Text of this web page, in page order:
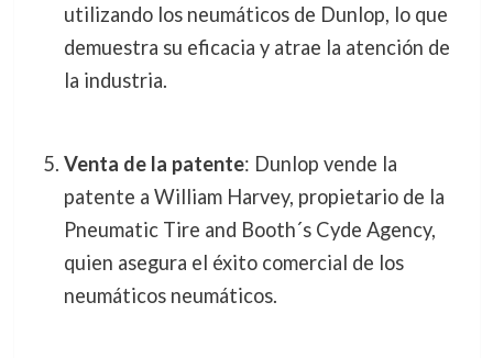
utilizando los neumáticos de Dunlop, lo que
demuestra su eficacia y atrae la atención de
la industria.
Venta de la patente: Dunlop vende la
patente a William Harvey, propietario de la
Pneumatic Tire and Booth´s Cyde Agency,
quien asegura el éxito comercial de los
neumáticos neumáticos.